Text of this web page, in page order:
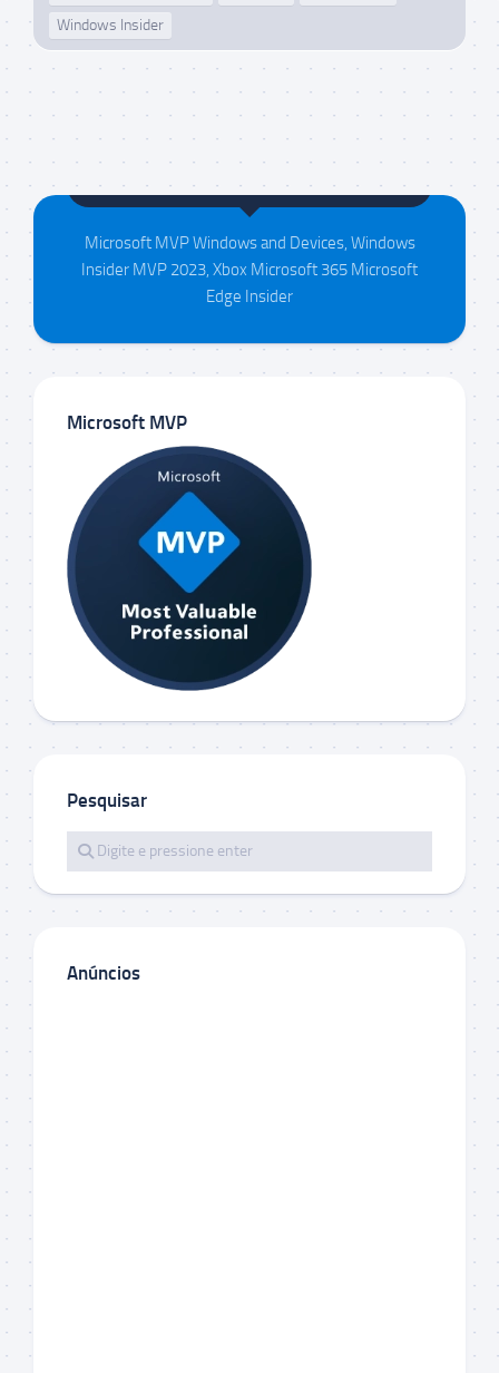
Windows Insider
Maison da Silva
Microsoft MVP Windows and Devices, Windows
Insider MVP 2023, Xbox Microsoft 365 Microsoft
Edge Insider
Microsoft MVP
Pesquisar
Anúncios